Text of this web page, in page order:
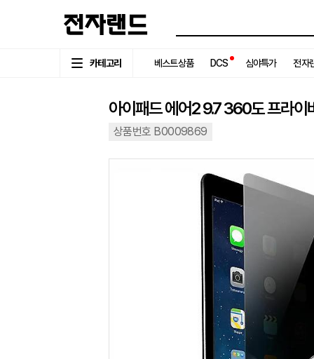
카테고리 베스트상품 DCS 심야특가 전자
아이패드 에어2 9.7 360도 프라이
상품번호 B0009869